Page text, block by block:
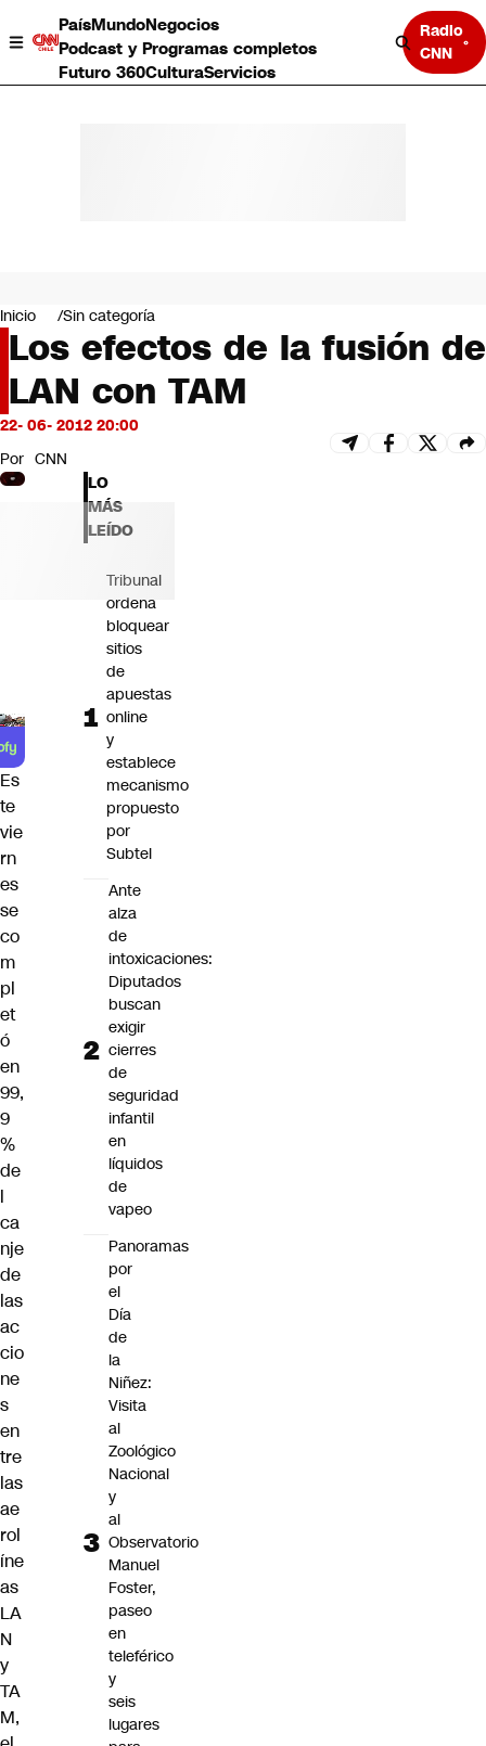
PaísMundoNegocios
Podcast y Programas completos
Futuro 360CulturaServicios
Radio
CNN
Negocios
Deportes
Programas completos
Cultura
Servicios
Bits
CNN Data
CNN tiempo
Futuro 360
Inicio Sin categoría
Los efectos de la fusión de
LAN con TAM
22- 06- 2012 20:00
Por CNN
Es
te
vie
rn
es
se
co
m
pl
et
ó
en
99,
9
%
de
l
ca
nje
de
las
ac
cio
ne
s
en
tre
las
ae
rol
íne
as
LA
N
y
TA
M,
LO
MÁS
LEÍDO
Tribunal
ordena
bloquear
sitios
de
apuestas
online
y
establece
mecanismo
propuesto
por
Subtel
Ante
alza
de
intoxicaciones:
Diputados
buscan
exigir
cierres
de
seguridad
infantil
en
líquidos
de
vapeo
Panoramas
por
el
Día
de
la
Niñez:
Visita
al
Zoológico
Nacional
y
al
Observatorio
Manuel
Foster,
paseo
en
teleférico
y
seis
lugares